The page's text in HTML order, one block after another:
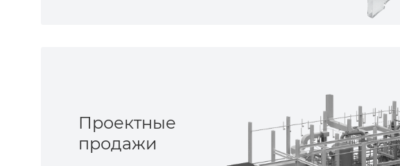
Проектные
продажи